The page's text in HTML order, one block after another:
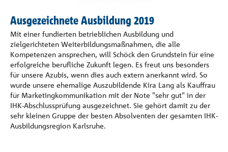
Ausgezeichnete Ausbildung 2019
Mit einer fundierten betrieblichen Ausbildung und
zielgerichteten Weiterbildungsmaß­nahmen, die alle
Kompetenzen ansprechen, will Schöck den Grundstein für eine
erfolgreiche berufliche Zukunft legen. Es freut uns besonders
für unsere Azubis, wenn dies auch extern anerkannt wird. So
wurde unsere ehemalige Auszubil­dende Kira Lang als Kauffrau
für Marketingkommunikation mit der Note "sehr gut" in der
IHK-Abschlussprüfung ausge­zeichnet. Sie gehört damit zu der
sehr kleinen Gruppe der besten Absolventen der gesamten IHK-
Ausbildungsregion Karlsruhe.